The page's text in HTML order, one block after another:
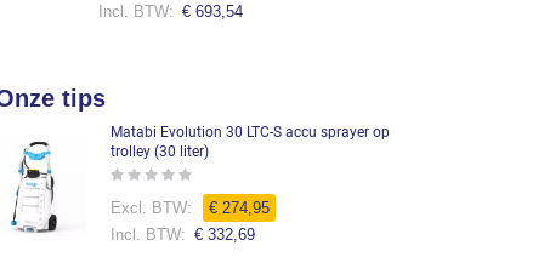
€ 693,54
tips
Matabi Evolution 30 LTC-S accu sprayer op
trolley (30 liter)
Rating:
€ 274,95
€ 332,69